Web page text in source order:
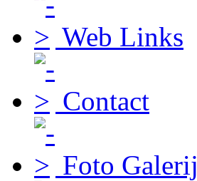
Web Links
Contact
Foto Galerij